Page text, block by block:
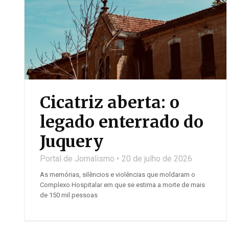
Cicatriz aberta: o
legado enterrado do
Juquery
Portal de Jornalismo 20 de julho de 2026
As memórias, silêncios e violências que moldaram o
Complexo Hospitalar em que se estima a morte de mais
de 150 mil pessoas